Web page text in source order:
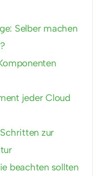
Selber machen
jeder Cloud
zur
beachten sollten